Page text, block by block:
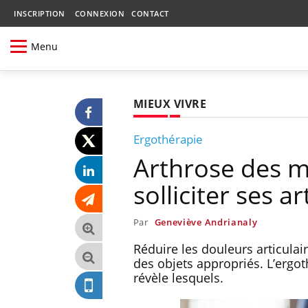
INSCRIPTION CONNEXION CONTACT
Menu
MIEUX VIVRE
Ergothérapie
Arthrose des
solliciter ses
Par Geneviève Andrianaly
Réduire les douleurs
des objets appropriés.
révèle lesquels.